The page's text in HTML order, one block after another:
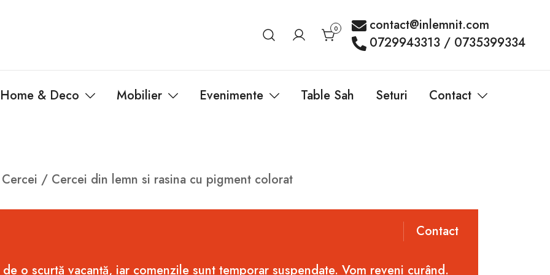
0
contact@inlemnit.com
0729943313 / 0735399334
Home & Deco Mobilier Evenimente Table Sah Seturi Contact
Cercei / Cercei din lemn si rasina cu pigment colorat
Contact
o scurtă vacanță, iar comenzile sunt temporar suspendate. Vom reveni curând.